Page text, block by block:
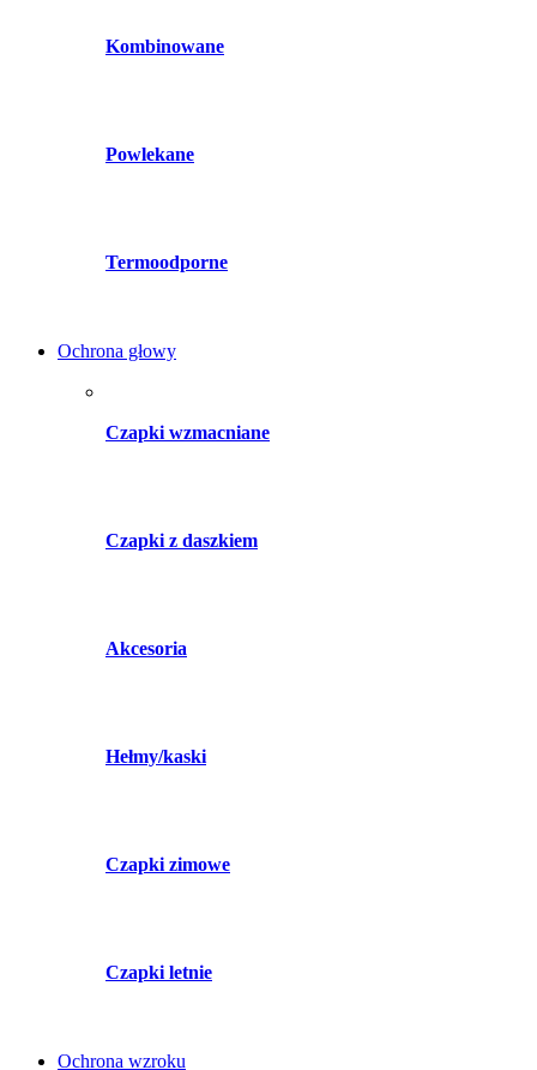
Kombinowane
Powlekane
Termoodporne
Ochrona głowy
Czapki wzmacniane
Czapki z daszkiem
Akcesoria
Hełmy/kaski
Czapki zimowe
Czapki letnie
Ochrona wzroku